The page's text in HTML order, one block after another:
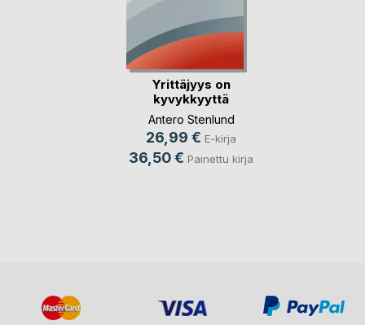
Yrittäjyys on
kyvykkyyttä
Antero Stenlund
26,99 € E-kirja
36,50 € Painettu kirja